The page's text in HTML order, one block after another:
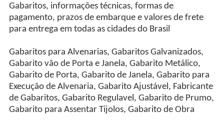
Gabaritos, informações técnicas, formas de
pagamento, prazos de embarque e valores de frete
para entrega em todas as cidades do Brasil
Gabaritos para Alvenarias, Gabaritos Galvanizados,
Gabarito vão de Porta e Janela, Gabarito Metálico,
Gabarito de Porta, Gabarito de Janela, Gabarito para
Execução de Alvenaria, Gabarito Ajustável, Fabricante
de Gabaritos, Gabarito Regulavel, Gabarito de Prumo,
Gabarito para Assentar Tijolos, Gabarito de Obra